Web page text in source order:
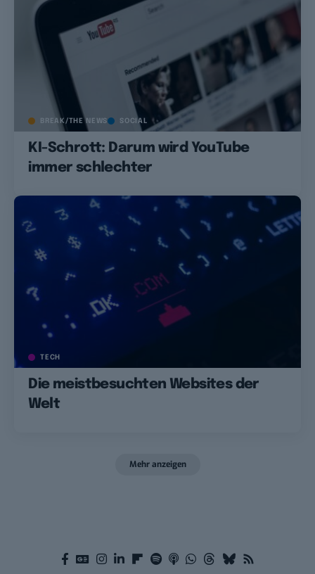
BREAK/THE NEWS SOCIAL
KI-Schrott: Darum wird YouTube
immer schlechter
TECH
Die meistbesuchten Websites der
Welt
Mehr anzeigen